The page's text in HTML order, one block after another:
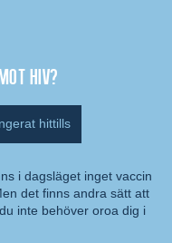
hiv?
hittills
i dagsläget inget vaccin
det finns andra sätt att
inte behöver oroa dig i